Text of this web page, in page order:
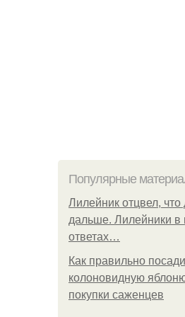
Популярные
Лилейник отцвел, что
дальше. Лилейники в
ответах…
Как правильно
колоновидную
покупки саженцев